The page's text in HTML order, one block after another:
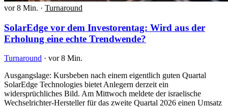
vor 8 Min. · Turnaround
SolarEdge vor dem Investorentag: Wird aus der
Erholung eine echte Trendwende?
Turnaround · vor 8 Min.
Ausgangslage: Kursbeben nach einem eigentlich guten Quartal
SolarEdge Technologies bietet Anlegern derzeit ein
widersprüchliches Bild. Am Mittwoch meldete der israelische
Wechselrichter-Hersteller für das zweite Quartal 2026 einen Umsatz